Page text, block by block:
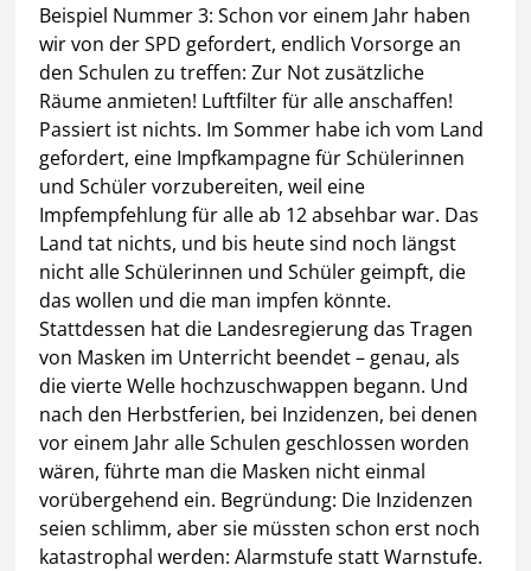
Beispiel Nummer 3: Schon vor einem Jahr haben
wir von der SPD gefordert, endlich Vorsorge an
den Schulen zu treffen: Zur Not zusätzliche
Räume anmieten! Luftfilter für alle anschaffen!
Passiert ist nichts. Im Sommer habe ich vom Land
gefordert, eine Impfkampagne für Schülerinnen
und Schüler vorzubereiten, weil eine
Impfempfehlung für alle ab 12 absehbar war. Das
Land tat nichts, und bis heute sind noch längst
nicht alle Schülerinnen und Schüler geimpft, die
das wollen und die man impfen könnte.
Stattdessen hat die Landesregierung das Tragen
von Masken im Unterricht beendet – genau, als
die vierte Welle hochzuschwappen begann. Und
nach den Herbstferien, bei Inzidenzen, bei denen
vor einem Jahr alle Schulen geschlossen worden
wären, führte man die Masken nicht einmal
vorübergehend ein. Begründung: Die Inzidenzen
seien schlimm, aber sie müssten schon erst noch
katastrophal werden: Alarmstufe statt Warnstufe.